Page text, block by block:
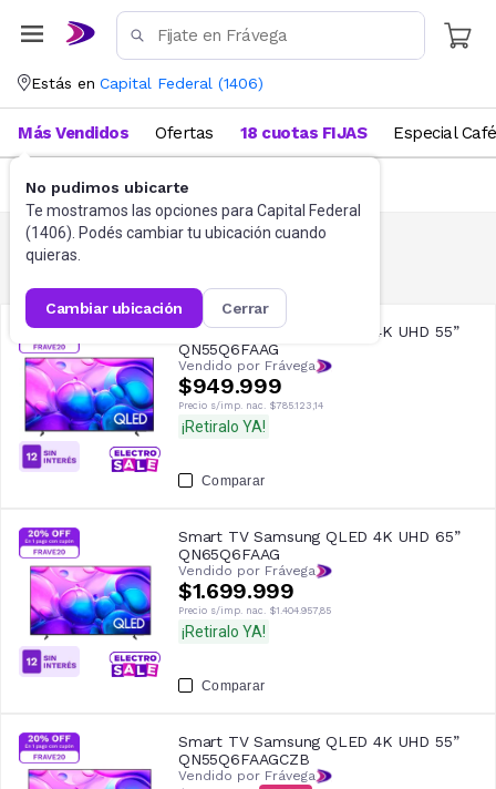
Estás en Capital Federal (1406)
No pudimos ubicarte
Te mostramos las opciones para Capital Federal
(1406). Podés cambiar tu ubicación cuando
quieras.
cambiar ubicación cerrar
Más Vendidos Ofertas 18 cuotas FIJAS Especial Café
Smart TV Samsung QLED 4K UHD 55”
QN55Q6FAAG
Vendido por Frávega
$949.999
Precio s/imp. nac. $785.123,14
¡Retiralo YA!
Comparar
Smart TV Samsung QLED 4K UHD 65”
QN65Q6FAAG
Vendido por Frávega
$1.699.999
Precio s/imp. nac. $1.404.957,85
¡Retiralo YA!
Comparar
Smart TV Samsung QLED 4K UHD 55”
QN55Q6FAAGCZB
Vendido por Frávega